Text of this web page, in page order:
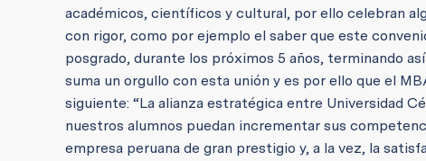
académicos, científicos y cultural, por ello celebran
con rigor, como por ejemplo el saber que este
posgrado, durante los próximos 5 años, terminando
suma un orgullo con esta unión y es por ello que el
siguiente: “La alianza estratégica entre Universidad
nuestros alumnos puedan incrementar sus
empresa peruana de gran prestigio y, a la vez, la